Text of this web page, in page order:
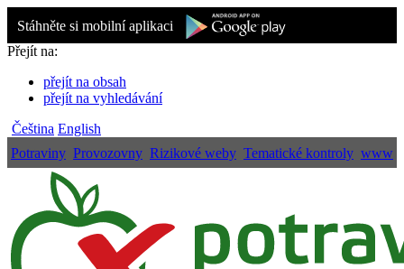
Stáhněte si mobilní aplikaci
Přejít na:
přejít na obsah
přejít na vyhledávání
Čeština English
Potraviny Provozovny Rizikové weby Tematické kontroly www